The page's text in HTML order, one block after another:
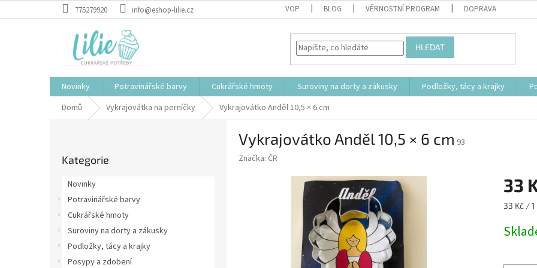
na
775279920 info@eshop-lilie.cz VOP BLOG VĚRNOSTNÍ PROGRAM DOPRAVA
HLEDAT
Novinky Potravinářské barvy Cukrářské hmoty Suroviny na dorty a zákusky Podložky, tácy a krajky
Domů
Vykrajovátka na perníčky Vykrajovátko Anděl 10,5 × 6 cm
kategorie
Kategorie
Novinky
Potravinářské barvy
Cukrářské hmoty
Suroviny na dorty a zákusky
Podložky, tácy a krajky
Posypy a zdobení
Vykrajovátko Anděl 10,5 × 6 cm 93
Značka: ČR
33
Měrná
33 Kč / 1